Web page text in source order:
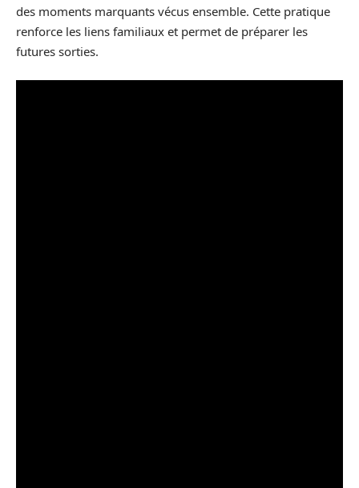
des moments marquants vécus ensemble. Cette pratique
renforce les liens familiaux et permet de préparer les
futures sorties.